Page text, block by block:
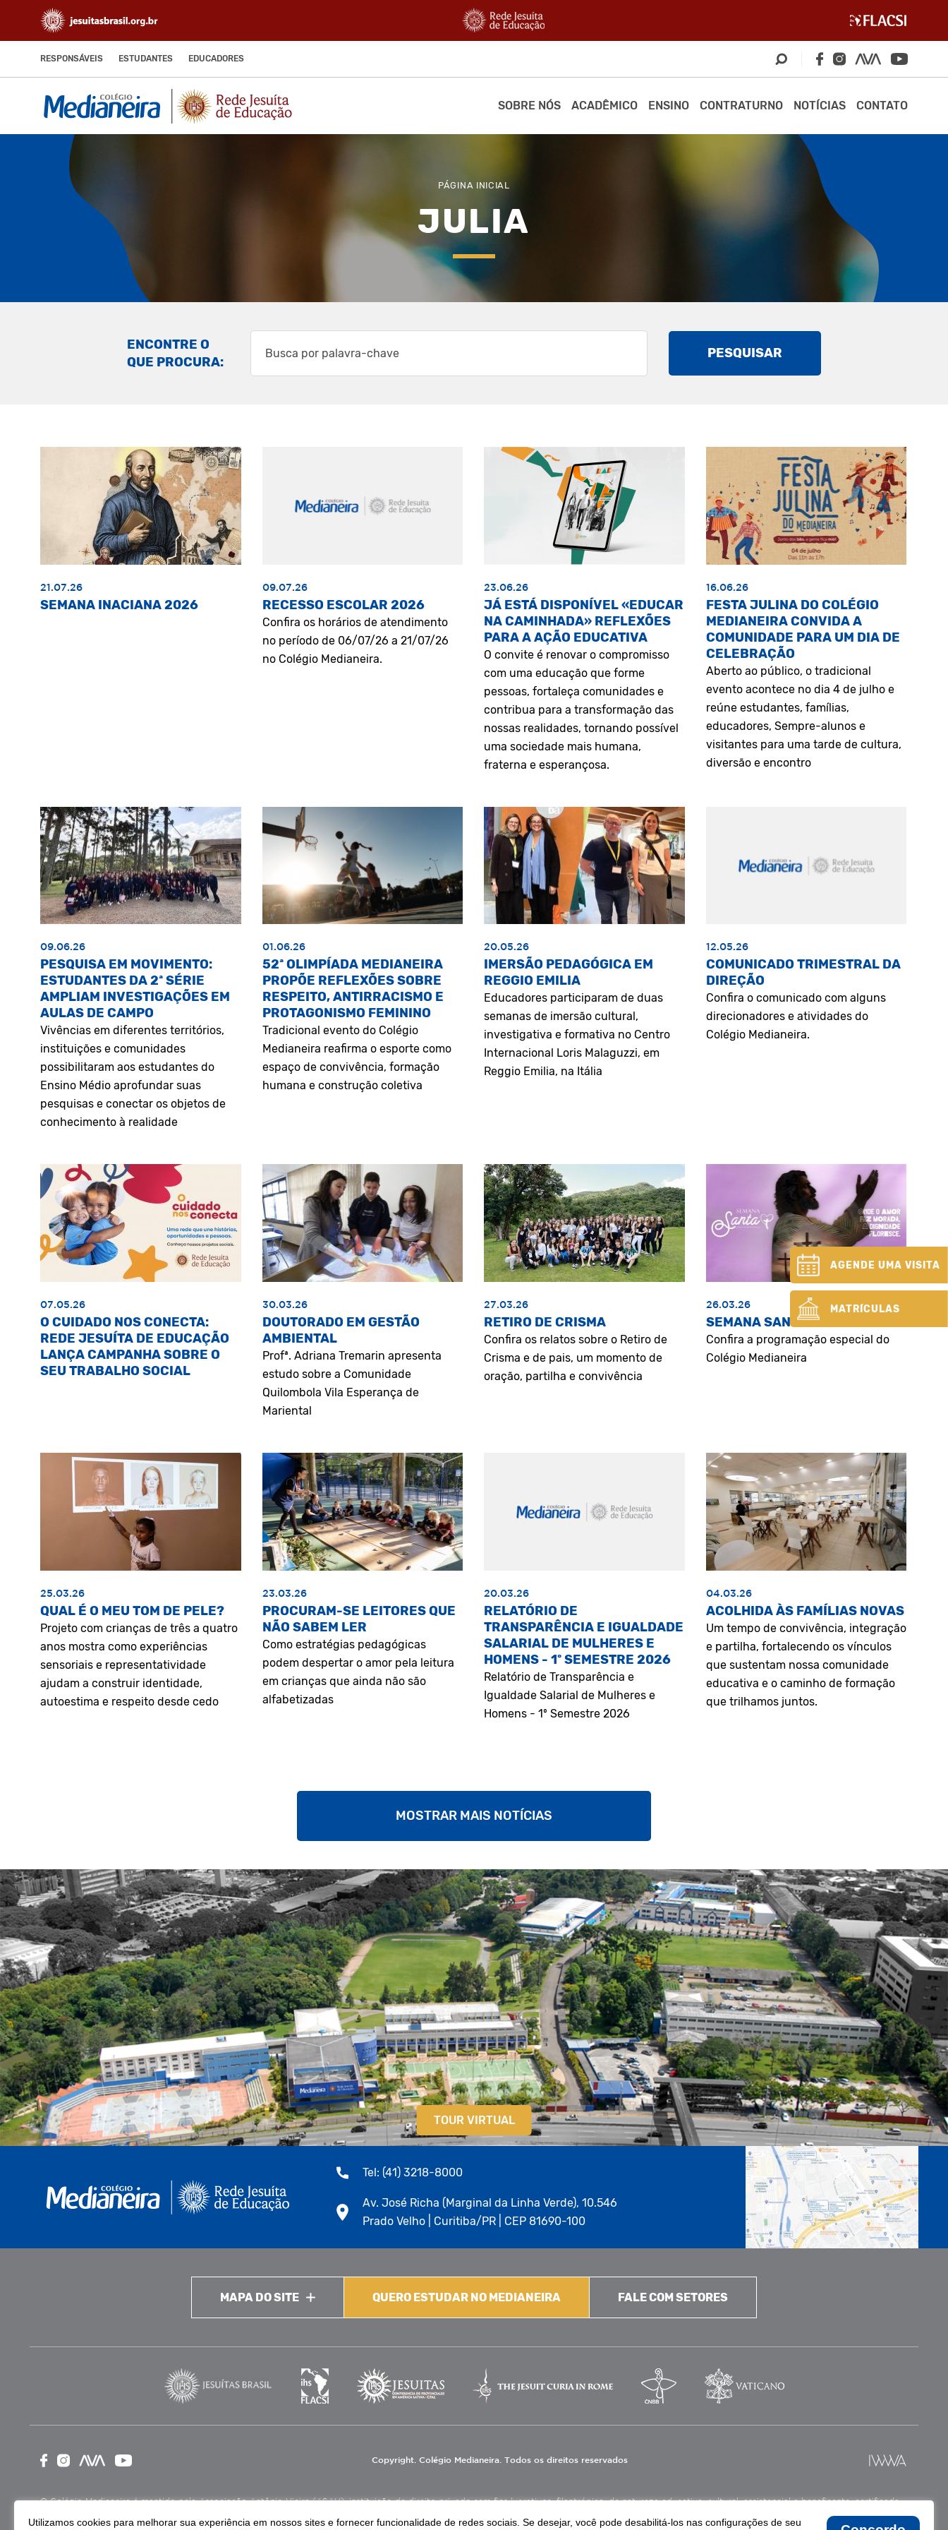
RESPONSÁVEIS ESTUDANTES EDUCADORES
SOBRE NÓS ACADÊMICO ENSINO CONTRATURNO NOTÍCIAS CONTATO
PÁGINA INICIAL
JULIA
ENCONTRE O
QUE PROCURA:
PESQUISAR
21.07.26
SEMANA INACIANA 2026
09.07.26
RECESSO ESCOLAR 2026
Confira os horários de atendimento
no período de 06/07/26 a 21/07/26
no Colégio Medianeira.
23.06.26
JÁ ESTÁ DISPONÍVEL «EDUCAR
NA CAMINHADA» REFLEXÕES
PARA A AÇÃO EDUCATIVA
O convite é renovar o compromisso
com uma educação que forme
pessoas, fortaleça comunidades e
contribua para a transformação das
nossas realidades, tornando possível
uma sociedade mais humana,
fraterna e esperançosa.
16.06.26
FESTA JULINA DO COLÉGIO
MEDIANEIRA CONVIDA A
COMUNIDADE PARA UM DIA DE
CELEBRAÇÃO
Aberto ao público, o tradicional
evento acontece no dia 4 de julho e
reúne estudantes, famílias,
educadores, Sempre-alunos e
visitantes para uma tarde de cultura,
diversão e encontro
09.06.26
PESQUISA EM MOVIMENTO:
ESTUDANTES DA 2ª SÉRIE
AMPLIAM INVESTIGAÇÕES EM
AULAS DE CAMPO
Vivências em diferentes territórios,
instituições e comunidades
possibilitaram aos estudantes do
Ensino Médio aprofundar suas
pesquisas e conectar os objetos de
conhecimento à realidade
01.06.26
52ª OLIMPÍADA MEDIANEIRA
PROPÕE REFLEXÕES SOBRE
RESPEITO, ANTIRRACISMO E
PROTAGONISMO FEMININO
Tradicional evento do Colégio
Medianeira reafirma o esporte como
espaço de convivência, formação
humana e construção coletiva
20.05.26
IMERSÃO PEDAGÓGICA EM
REGGIO EMILIA
Educadores participaram de duas
semanas de imersão cultural,
investigativa e formativa no Centro
Internacional Loris Malaguzzi, em
Reggio Emilia, na Itália
12.05.26
COMUNICADO TRIMESTRAL DA
DIREÇÃO
Confira o comunicado com alguns
direcionadores e atividades do
Colégio Medianeira.
07.05.26
O CUIDADO NOS CONECTA:
REDE JESUÍTA DE EDUCAÇÃO
LANÇA CAMPANHA SOBRE O
SEU TRABALHO SOCIAL
30.03.26
DOUTORADO EM GESTÃO
AMBIENTAL
Profª. Adriana Tremarin apresenta
estudo sobre a Comunidade
Quilombola Vila Esperança de
Mariental
27.03.26
RETIRO DE CRISMA
Confira os relatos sobre o Retiro de
Crisma e de pais, um momento de
oração, partilha e convivência
26.03.26
SEMANA SANTA
Confira a programação especial do
Colégio Medianeira
25.03.26
QUAL É O MEU TOM DE PELE?
Projeto com crianças de três a quatro
anos mostra como experiências
sensoriais e representatividade
ajudam a construir identidade,
autoestima e respeito desde cedo
23.03.26
PROCURAM-SE LEITORES QUE
NÃO SABEM LER
Como estratégias pedagógicas
podem despertar o amor pela leitura
em crianças que ainda não são
alfabetizadas
20.03.26
RELATÓRIO DE
TRANSPARÊNCIA E IGUALDADE
SALARIAL DE MULHERES E
HOMENS - 1º SEMESTRE 2026
Relatório de Transparência e
Igualdade Salarial de Mulheres e
Homens - 1º Semestre 2026
04.03.26
ACOLHIDA ÀS FAMÍLIAS NOVAS
Um tempo de convivência, integração
e partilha, fortalecendo os vínculos
que sustentam nossa comunidade
educativa e o caminho de formação
que trilhamos juntos.
MOSTRAR MAIS NOTÍCIAS
AGENDE UMA VISITA
MATRÍCULAS
TOUR VIRTUAL
Tel: (41) 3218-8000
Av. José Richa (Marginal da Linha Verde), 10.546
Prado Velho | Curitiba/PR | CEP 81690-100
MAPA DO SITE QUERO ESTUDAR NO MEDIANEIRA FALE COM SETORES
Copyright. Colégio Medianeira. Todos os direitos reservados
O Colégio Medianeira é mantido pela Associação Antônio Vieira (ASAV), instituição de direito privado sem fins lucrativos, filantrópica, de natureza educativa, cultural, assistencial e beneficente, certificada
Utilizamos cookies para melhorar sua experiência em nossos sites e fornecer funcionalidade de redes sociais. Se desejar, você pode desabilitá-los nas configurações de seu